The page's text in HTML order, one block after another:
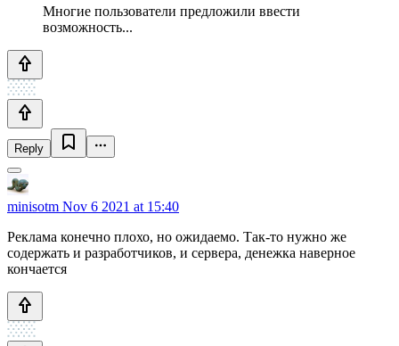
Многие пользователи предложили ввести
возможность...
Reply
minisotm Nov 6 2021 at 15:40
Реклама конечно плохо, но ожидаемо. Так-то нужно же
содержать и разработчиков, и сервера, денежка наверное
кончается